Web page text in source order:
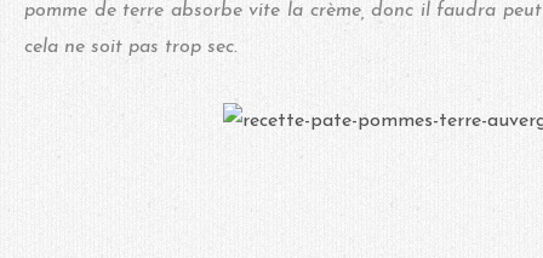
pomme de terre absorbe vite la crème, donc il faudra
cela ne soit pas trop sec.